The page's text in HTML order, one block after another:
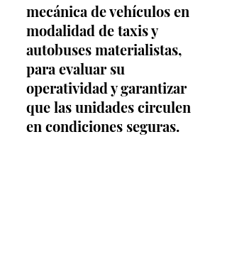
mecánica de vehículos en
modalidad de taxis y
autobuses materialistas,
para evaluar su
operatividad y garantizar
que las unidades circulen
en condiciones seguras.